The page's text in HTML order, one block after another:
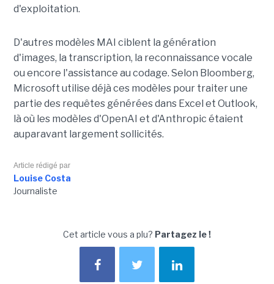
d'exploitation.
D'autres modèles MAI ciblent la génération
d'images, la transcription, la reconnaissance vocale
ou encore l'assistance au codage. Selon Bloomberg,
Microsoft utilise déjà ces modèles pour traiter une
partie des requêtes générées dans Excel et Outlook,
là où les modèles d'OpenAI et d'Anthropic étaient
auparavant largement sollicités.
Article rédigé par
Louise Costa
Journaliste
Cet article vous a plu? Partagez le !